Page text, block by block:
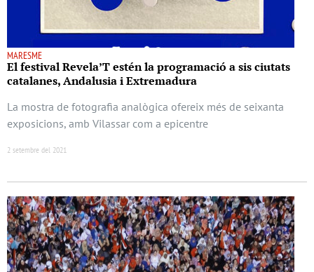
MARESME
El festival Revela’T estén la programació a sis ciutats
catalanes, Andalusia i Extremadura
La mostra de fotografia analògica ofereix més de seixanta
exposicions, amb Vilassar com a epicentre
2 setembre del 2021